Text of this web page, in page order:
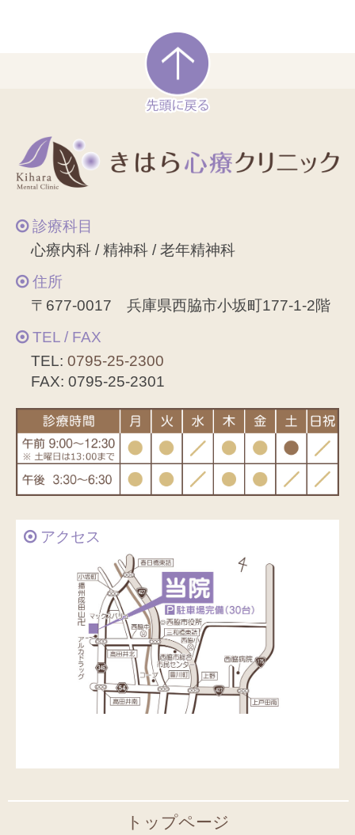
診療科目
心療内科 / 精神科 / 老年精神科
住所
〒677-0017 兵庫県西脇市小坂町177-1-2階
TEL / FAX
TEL:0795-25-2300
FAX: 0795-25-2301
アクセス
トップページ